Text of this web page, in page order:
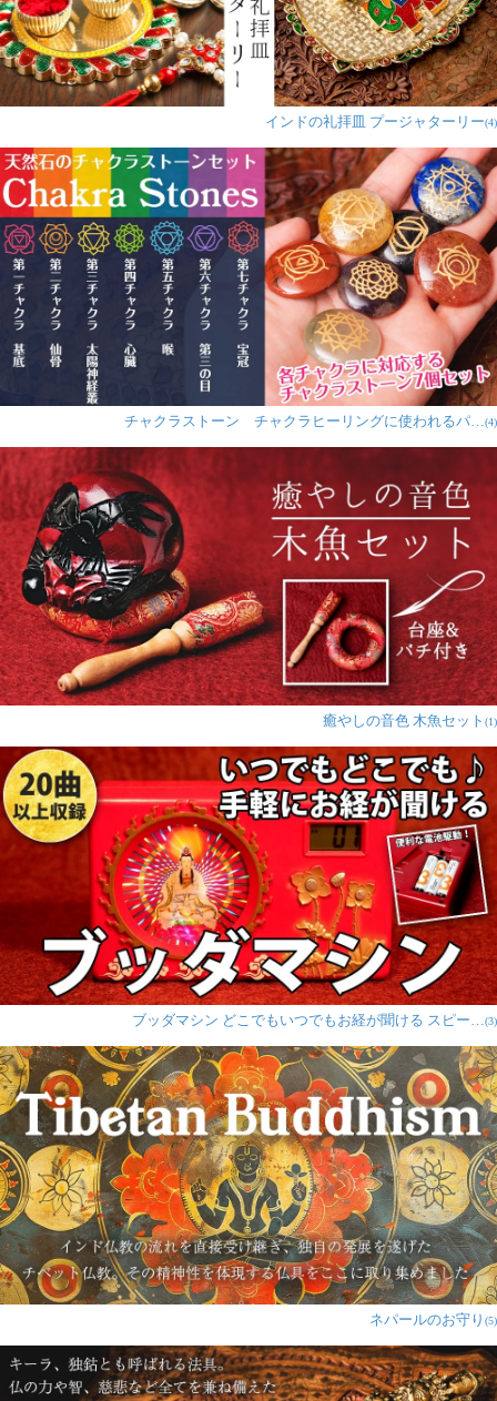
インドの礼拝皿 プージャターリー(4)
チャクラストーン チャクラヒーリングに使われるパ… (4)
癒やしの音色 木魚セット (1)
ブッダマシン どこでもいつでもお経が聞ける スピー…(3)
ネパールのお守り (5)